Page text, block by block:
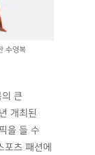
수영복
큰
개최된
을 들 수
츠 패션에